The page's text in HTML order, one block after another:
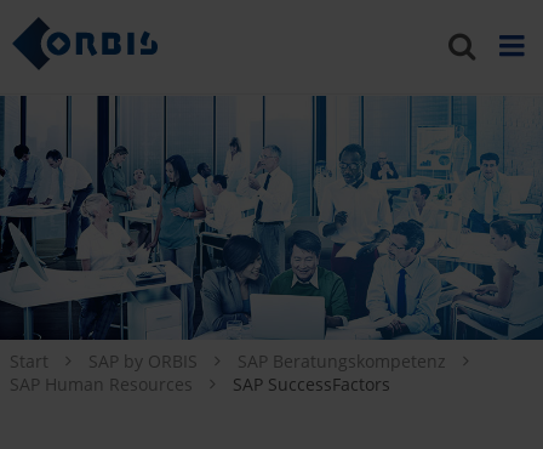
Start SAP by ORBIS
SAP Beratungskompetenz
SAP Human Resources
SAP SuccessFactors